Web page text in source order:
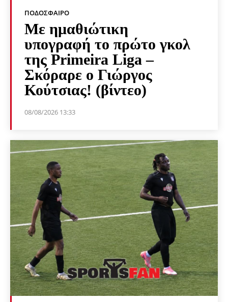
ΠΟΔΌΣΦΑΙΡΟ
Με ημαθιώτικη
υπογραφή το πρώτο γκολ
της Primeira Liga –
Σκόραρε ο Γιώργος
Κούτσιας! (βίντεο)
08/08/2026 13:33